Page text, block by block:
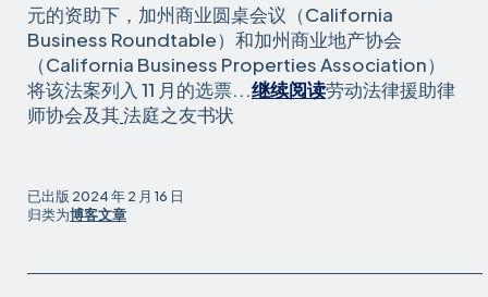
孕
工
人
公
平
法》
有
最
元的资助下，加州商业圆桌会议（California
Business Roundtable）和加州商业地产协会
（California Business Properties Association）
将该法案列入 11 月的选票...继续阅读劳动法律援助律
师协会及其合
伴
就
法庭之友书状
已出版 2024 年 2 月 16 日
归类为博客文章